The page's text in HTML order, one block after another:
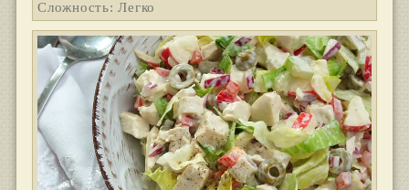
Сложность: Легко